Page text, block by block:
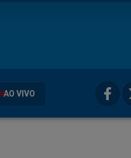
AO VIVO